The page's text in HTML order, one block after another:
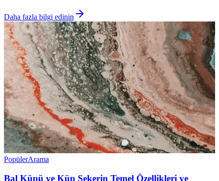
Daha fazla bilgi edinin
PopülerArama
Bal Küpü ve Küp Şekerin Temel Özellikleri ve